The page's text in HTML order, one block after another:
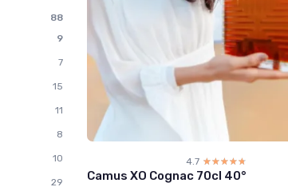
88
9
7
15
11
8
10
29
4.7 ☆☆☆☆☆
★★★★★
Camus XO Cognac 70cl 40°